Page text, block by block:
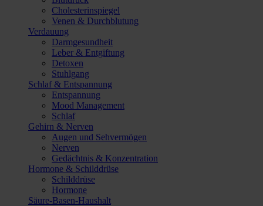
Cholesterinspiegel
Venen & Durchblutung
Verdauung
Darmgesundheit
Leber & Entgiftung
Detoxen
Stuhlgang
Schlaf & Entspannung
Entspannung
Mood Management
Schlaf
Gehirn & Nerven
Augen und Sehvermögen
Nerven
Gedächtnis & Konzentration
Hormone & Schilddrüse
Schilddrüse
Hormone
Säure-Basen-Haushalt